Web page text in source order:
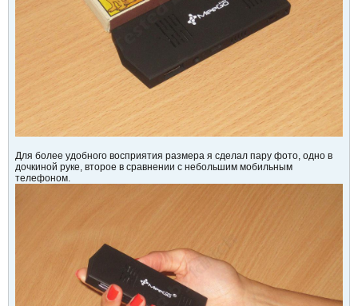
Для более удобного восприятия размера я сделал пару фото, одно в
дочкиной руке, второе в сравнении с небольшим мобильным
телефоном.